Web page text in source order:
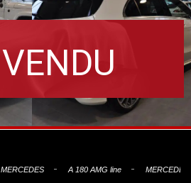
VENDU
MERCEDES A 180 AMG line MERCEDES